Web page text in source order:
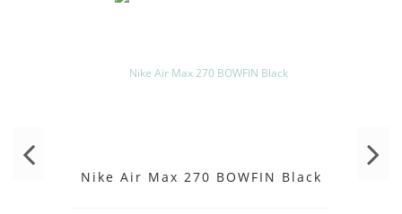
Nike Air Max 270 BOWFIN Black